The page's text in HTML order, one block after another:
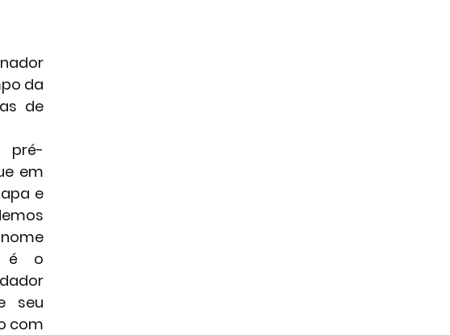
da
de
pré-
em
e
é o
seu
com